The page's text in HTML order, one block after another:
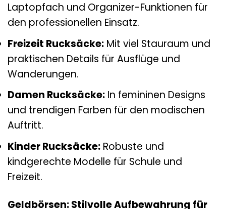
Laptopfach und Organizer-Funktionen für
den professionellen Einsatz.
Freizeit Rucksäcke: Mit viel Stauraum und
praktischen Details für Ausflüge und
Wanderungen.
Damen Rucksäcke: In femininen Designs
und trendigen Farben für den modischen
Auftritt.
Kinder Rucksäcke: Robuste und
kindgerechte Modelle für Schule und
Freizeit.
Geldbörsen: Stilvolle Aufbewahrung für